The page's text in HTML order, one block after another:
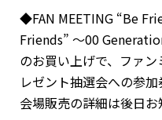
◆FAN MEETING “Be
Friends” 〜00
のお買い上げで、ファ
レゼント抽選会への参加
会場販売の詳細は後日お